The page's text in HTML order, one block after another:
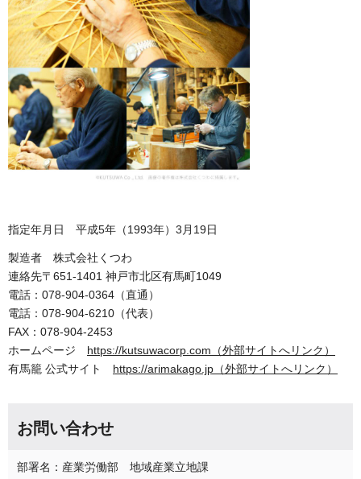
指定年月日 平成5年（1993年）3月19日
製造者 株式会社くつわ
連絡先〒651-1401 神戸市北区有馬町1049
電話：078-904-0364（直通）
電話：078-904-6210（代表）
FAX：078-904-2453
ホームページ https://kutsuwacorp.com（外部サイトへリンク）
有馬籠 公式サイト https://arimakago.jp（外部サイトへリンク）
お問い合わせ
部署名：産業労働部 地域産業立地課